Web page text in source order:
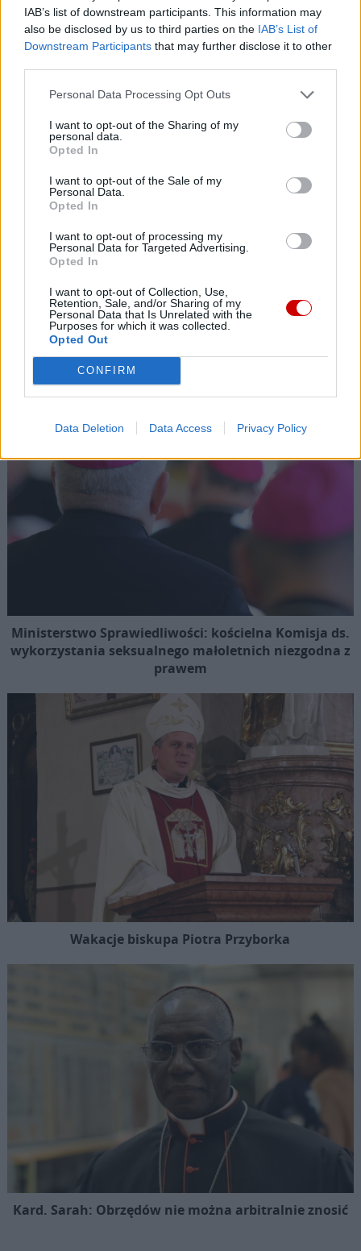
IAB’s list of downstream participants. This information may
also be disclosed by us to third parties on the IAB’s List of
Downstream Participants that may further disclose it to other
Personal Data Processing Opt Outs
I want to opt-out of the Sharing of my
personal data.
Opted In
I want to opt-out of the Sale of my
Personal Data.
Opted In
I want to opt-out of processing my
Personal Data for Targeted Advertising.
Opted In
I want to opt-out of Collection, Use,
Retention, Sale, and/or Sharing of my
Personal Data that Is Unrelated with the
Purposes for which it was collected.
Opted Out
CONFIRM
Data Deletion Data Access Privacy Policy
Najnowsze
Kard. Parolin w Meksyku: modlitwa, obecność i świadectwo
drogą do pokoju
06 sierpnia 2026 | 18:28
Fundacja Małych Stópek tworzy sieć „Szkół Pełnych Życia”
06 sierpnia 2026 | 16:38
Bydgoszcz: „Świętość rodzi się w codzienności” – nawiedzenie
relikwii św. Teresy od Dzieciątka Jezus i jej Rodziców
06 sierpnia 2026 | 16:15
Nuncjusz na Ukrainie: wojna wciąż pochłania ofiary
Popularne
Ministerstwo Sprawiedliwości: kościelna Komisja ds.
wykorzystania seksualnego małoletnich niezgodna z
prawem
Wakacje biskupa Piotra Przyborka
Kard. Sarah: Obrzędów nie można arbitralnie znosić